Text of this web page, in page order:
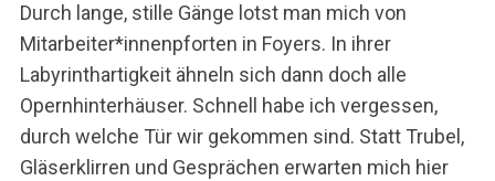
Durch lange, stille Gänge lotst man mich von
Mitarbeiter*innenpforten in Foyers. In ihrer
Labyrinthartigkeit ähneln sich dann doch alle
Opernhinterhäuser. Schnell habe ich vergessen,
durch welche Tür wir gekommen sind. Statt Trubel,
Gläserklirren und Gesprächen erwarten mich hier